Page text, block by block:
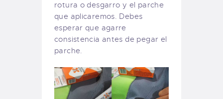
rotura o desgarro y el parche
que aplicaremos. Debes
esperar que agarre
consistencia antes de pegar el
parche.